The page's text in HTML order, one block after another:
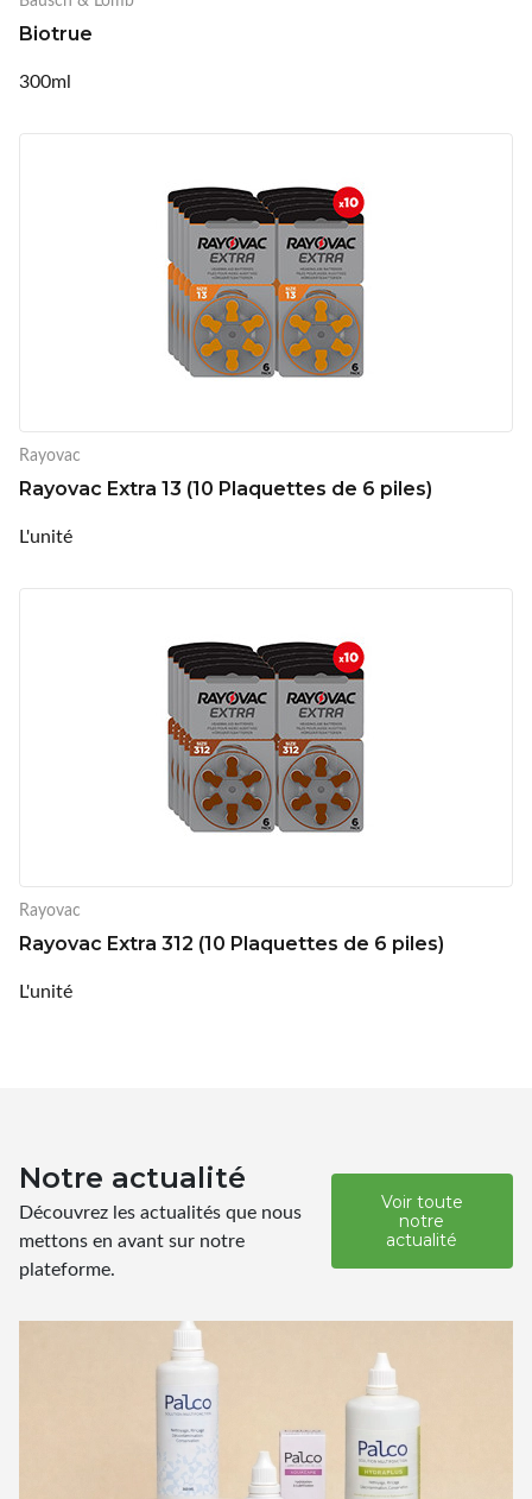
Biotrue
300ml
Rayovac
Rayovac Extra 13 (10 Plaquettes de 6 piles)
L'unité
Rayovac
Rayovac Extra 312 (10 Plaquettes de 6 piles)
L'unité
Notre actualité
Découvrez les actualités que nous
mettons en avant sur notre
plateforme.
Voir toute
notre
actualité